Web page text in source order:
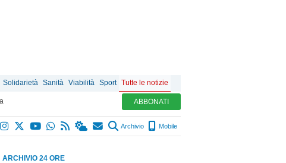
Solidarietà Sanità Viabilità Sport Tutte le notizie
ABBONATI
Archivio Mobile
ARCHIVIO 24 ORE